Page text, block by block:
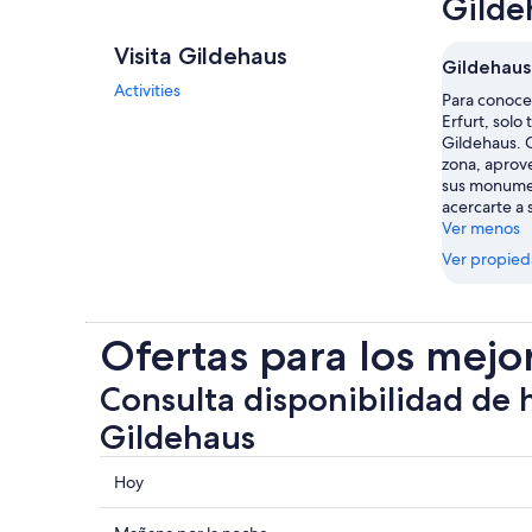
Visita Gildehaus
Activities
Gildehaus
Para
Erfurt, solo
Gildehaus.
zona,
sus
acercarte a
Ver menos
Ver
Ofertas para los
Consulta disponibilidad de
Gildehaus
Consultar
los
Hoy